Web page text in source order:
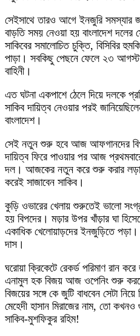
সেইসাথে তারও আগে ইনজুরি সমস্যার
বাড়তি সময় নেওয়া হয় বাংলাদেশ
সাকিবের সমালোচিত চুক্তি, বিসিবির
পাড়া। সবকিছু পেছনে ফেলে ২৩ আগস্ট
বাহিনী।
এত ঘটনা একপাশে ঠেলে দিয়ে দলকে
সাকিব দায়িত্ব নেওয়ার পরই
বাংলাদেশ।
সেই নতুন শুরু হবে আজ আফগানদের
দায়িত্ব ফিরে পাওয়ার পর আজ
দল। আজকের নতুন করে শুরু করার
করেই সাজাবেন সাকিব।
কুড়ি ওভারের খেলায় শুরুতেই ভালো
হয় বিপদের। মড়ার উপর খাঁড়ার ঘা
একাধিক খেলোয়াড়দের ইনজুড়িতে পড়া।
দাস।
ঘরোয়া ক্রিকেটে রেকর্ড পরিমাণ রান
এনামুল হক বিজয় আজ ওপেনিং শুরু
বিজয়ের সঙ্গে কে জুটি বাধবেন সেটা
মেহেদী হাসান মিরাজের নাম, তো
সাকিব-মুশফিকুর রহিম!